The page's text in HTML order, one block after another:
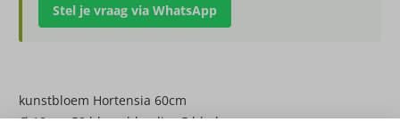
Stel je vraag via WhatsApp
kunstbloem Hortensia 60cm